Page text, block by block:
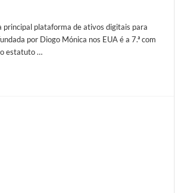
principal plataforma de ativos digitais para
por Diogo Mónica nos EUA é a 7.ª com
estatuto …